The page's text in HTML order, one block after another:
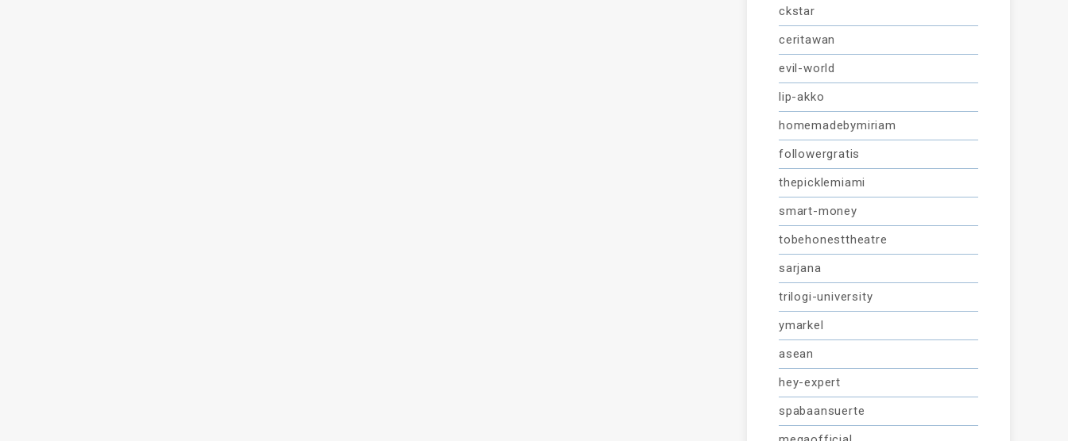
ckstar
ceritawan
evil-world
lip-akko
homemadebymiriam
followergratis
thepicklemiami
smart-money
tobehonesttheatre
sarjana
trilogi-university
ymarkel
asean
hey-expert
spabaansuerte